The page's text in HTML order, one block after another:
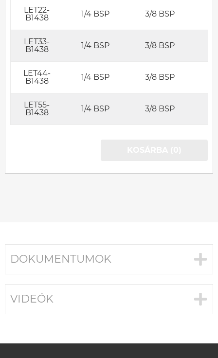
LET22-
B1438
1/4 BSP 3/8 BSP
LET33-
B1438
1/4 BSP 3/8 BSP
LET44-
B1438
1/4 BSP 3/8 BSP
LET55-
B1438
1/4 BSP 3/8 BSP
DOKUMENTUMOK
VIDEÓK